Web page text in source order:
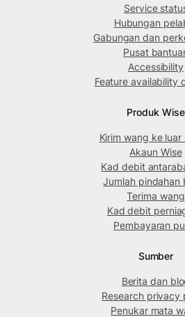
Service
Hubungan
Gabungan dan
Pusat
Accessibility
Feature availability
Produk Wise
Kirim wang ke luar
Akaun Wise
Kad debit
Jumlah pindahan
Terima wang
Kad debit
Pembayaran
Sumber
Berita dan
Research privacy
Penukar mata